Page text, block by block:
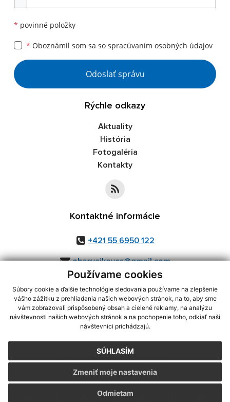
Používame cookies
Súbory cookie a ďalšie technológie sledovania používame na zlepšenie
vášho zážitku z prehliadania našich webových stránok, na to, aby sme
vám zobrazovali prispôsobený obsah a cielené reklamy, na analýzu
návštevnosti našich webových stránok a na pochopenie toho, odkiaľ naši
návštevníci prichádzajú.
SÚHLASÍM
Odmietam
Zmeniť moje nastavenia
* povinné položky
* Oboznámil som sa so spracúvaním osobných údajov
Odoslať správu
Rýchle odkazy
Aktuality
História
Fotogaléria
Kontakty
Kontaktné informácie
+421 55 6950 122
obecvajkovce@gmail.com
využite možnosť získavania aktuálnych informácií s využitím RSS
CMS systém (redakčný) systém ECHELON 2,Mapa stránok,web portál
webex.digital, s.r.o.,domény,registrácia domény
Posledná aktualizácia:07.08.2026
Vytlačiť stránku|Vyhlásenie o prístupnosti